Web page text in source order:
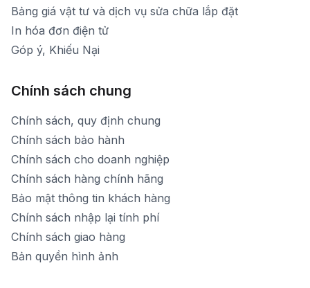
Bảng giá vật tư và dịch vụ sửa chữa lắp đặt
In hóa đơn điện tử
Góp ý, Khiếu Nại
Chính sách chung
Chính sách, quy định chung
Chính sách bảo hành
Chính sách cho doanh nghiệp
Chính sách hàng chính hãng
Bảo mật thông tin khách hàng
Chính sách nhập lại tính phí
Chính sách giao hàng
Bản quyền hình ảnh